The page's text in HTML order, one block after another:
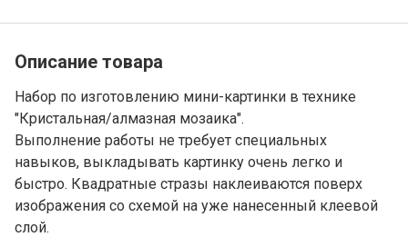
Описание товара
Набор по изготовлению мини-картинки в технике
"Кристальная/алмазная мозаика".
Выполнение работы не требует специальных
навыков, выкладывать картинку очень легко и
быстро. Квадратные стразы наклеиваются поверх
изображения со схемой на уже нанесенный клеевой
слой.